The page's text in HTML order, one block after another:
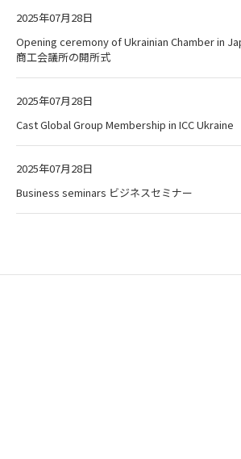
2025年07月28日
Opening ceremony of Ukrainian Chamber in
商工会議所の開所式
2025年07月28日
Cast Global Group Membership in ICC Ukraine
2025年07月28日
Business seminars ビジネスセミナー